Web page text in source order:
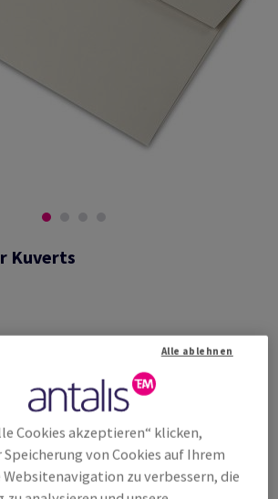
Kuverts
x 162 mm, ohne Fenster, matt, Andina Grey,
m2, holzfrei ECF, Schachtel zu 250 Stück, FSC
Cookies akzeptieren“ klicken,
von Cookies auf Ihrem
Websitenavigation zu verbessern, die
Alle ablehnen